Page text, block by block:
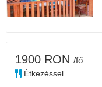
1900 RON /fő
Étkezéssel